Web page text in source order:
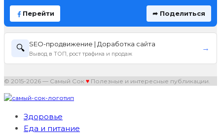
Перейти ➦ Поделиться
🔍 SEO-продвижение | Доработка сайта
Вывод в ТОП, рост трафика и продаж
→
© 2015-2026 — Самый Сок ♥ Полезные и интересные публикации.
Здоровье
Еда и питание